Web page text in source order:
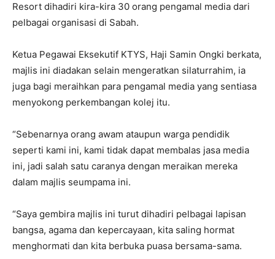
Resort dihadiri kira-kira 30 orang pengamal media dari
pelbagai organisasi di Sabah.
Ketua Pegawai Eksekutif KTYS, Haji Samin Ongki berkata,
majlis ini diadakan selain mengeratkan silaturrahim, ia
juga bagi meraihkan para pengamal media yang sentiasa
menyokong perkembangan kolej itu.
“Sebenarnya orang awam ataupun warga pendidik
seperti kami ini, kami tidak dapat membalas jasa media
ini, jadi salah satu caranya dengan meraikan mereka
dalam majlis seumpama ini.
“Saya gembira majlis ini turut dihadiri pelbagai lapisan
bangsa, agama dan kepercayaan, kita saling hormat
menghormati dan kita berbuka puasa bersama-sama.